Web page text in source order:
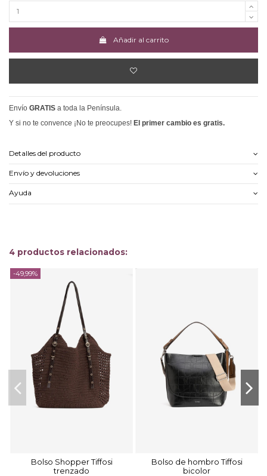
Añadir al carrito
Envío GRATIS a toda la Península.
Y si no te convence ¡No te preocupes! El primer cambio es gratis.
Detalles del producto
Envío y devoluciones
Ayuda
4 productos relacionados:
-49,99%
Bolso Shopper Tiffosi
trenzado
Bolso de hombro Tiffosi
bicolor